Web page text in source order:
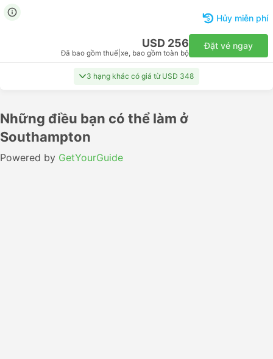
Hủy miễn phí
USD 256
Đã bao gồm thuế xe, bao gồm toàn bộ
Đặt vé ngay
3 hạng khác có giá từ USD 348
Những điều bạn có thể làm ở
Southampton
Powered by GetYourGuide